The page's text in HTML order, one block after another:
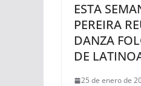
ESTA
PEREIRA
DANZA
DE
25 de enero de